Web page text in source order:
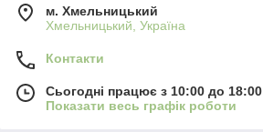
м. Хмельницький
Хмельницький, Україна
Контакти
Сьогодні працює з 10:00 до 18:00
Показати весь графік роботи